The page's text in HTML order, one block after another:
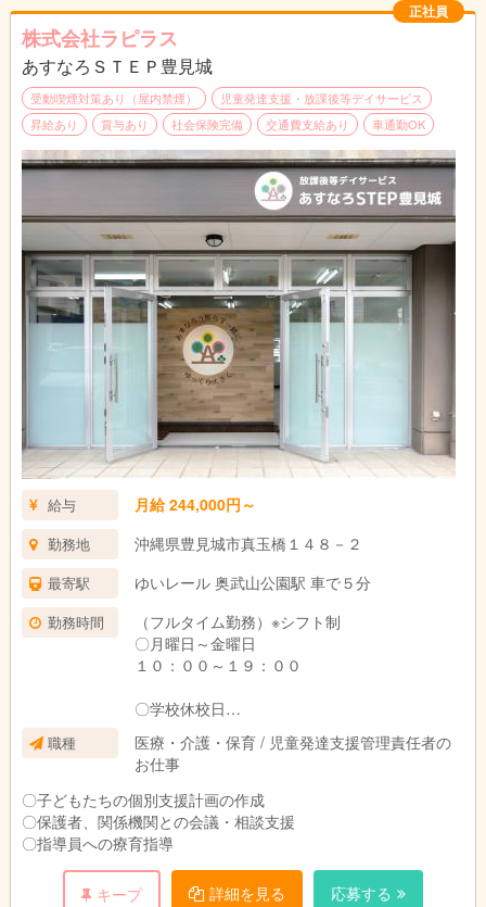
正社員
株式会社ラピラス
あすなろＳＴＥＰ豊見城
受動喫煙対策あり（屋内禁煙）
児童発達支援・放課後等デイサービス
昇給あり
賞与あり 社会保険完備 交通費支給あり 車通勤OK
給与 月給 244,000円～
勤務地 沖縄県豊見城市真玉橋１４８－２
最寄駅 ゆいレール 奥武山公園駅 車で５分
勤務時間
（フルタイム勤務）※シフト制
〇月曜日～金曜日
１０：００～１９：００
〇学校休校日
９：００～１８：００
職種
医療・介護・保育 / 児童発達支援管理責任者の
お仕事
〇子どもたちの個別支援計画の作成
〇保護者、関係機関との会議・相談支援
〇指導員への療育指導
キープ 詳細を見る 応募する